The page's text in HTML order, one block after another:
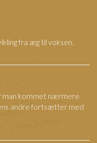
fra æg til voksen.
man kommet nærmere
andre fortsætter med